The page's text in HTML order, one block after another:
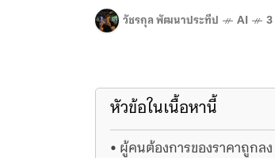
วัชรกุล พัฒนาประทีป AI 3
หัวข้อในเนื้อหานี้
ผู้คนต้องการของราคาถูกลง